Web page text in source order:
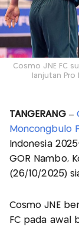
Cosmo JNE FC
lanjutan Pro
TANGERANG –
Moncongbulo
Indonesia
GOR Nambo,
(26/10/2025)
Cosmo JNE
FC pada awal